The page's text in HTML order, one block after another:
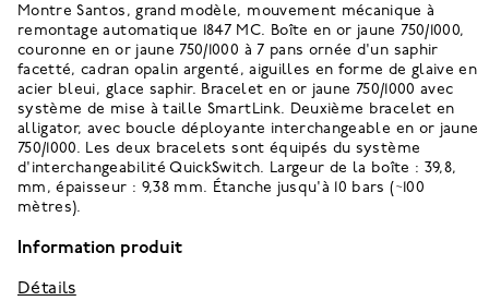
Montre Santos, grand modèle, mouvement mécanique à
remontage automatique 1847 MC. Boîte en or jaune 750/1000,
couronne en or jaune 750/1000 à 7 pans ornée d'un saphir
facetté, cadran opalin argenté, aiguilles en forme de glaive en
acier bleui, glace saphir. Bracelet en or jaune 750/1000 avec
système de mise à taille SmartLink. Deuxième bracelet en
alligator, avec boucle déployante interchangeable en or jaune
750/1000. Les deux bracelets sont équipés du système
d'interchangeabilité QuickSwitch. Largeur de la boîte : 39,8,
mm, épaisseur : 9,38 mm. Étanche jusqu'à 10 bars (~100
mètres).
Information produit
Détails